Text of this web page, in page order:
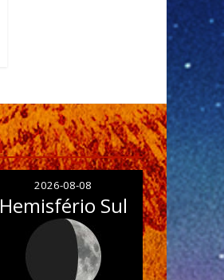
2026-08-08
Hemisfério Sul